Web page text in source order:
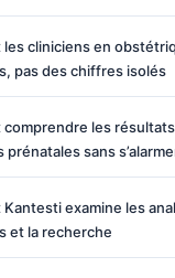
les cliniciens en
pas des chiffres isolés
comprendre les
prénatales sans
examine les
et la recherche